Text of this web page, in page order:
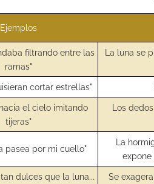
Ejemplos
filtrando entre las
ramas"
La luna se
cortar estrellas"
el cielo imitando
tijeras"
Los
pasea por mi cuello"
La
dulces que la luna...
Se